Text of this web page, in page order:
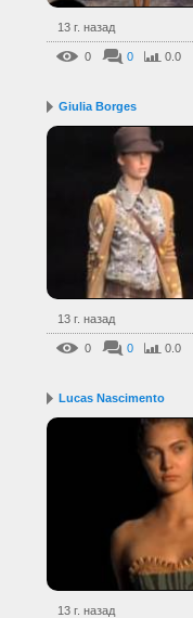
13 г. назад
0 0 0.0
Giulia Borges
13 г. назад
0 0 0.0
Lucas Nascimento
13 г. назад